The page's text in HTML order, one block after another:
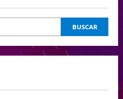
BUSCAR